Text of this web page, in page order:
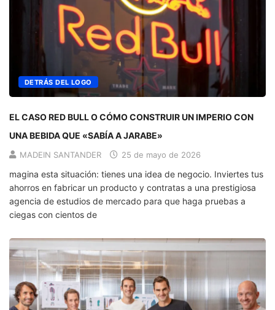
DETRÁS DEL LOGO
EL CASO RED BULL O CÓMO CONSTRUIR UN IMPERIO CON
UNA BEBIDA QUE «SABÍA A JARABE»
MADEIN SANTANDER 25 de mayo de 2026
magina esta situación: tienes una idea de negocio. Inviertes tus
ahorros en fabricar un producto y contratas a una prestigiosa
agencia de estudios de mercado para que haga pruebas a
ciegas con cientos de